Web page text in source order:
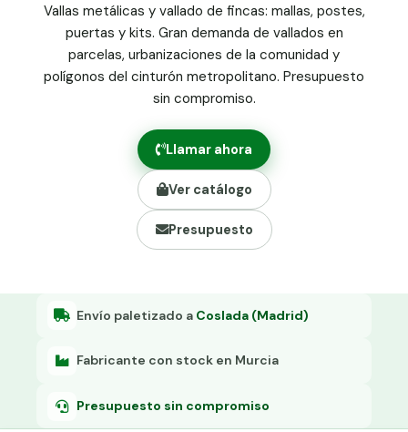
Malla triple torsión
Panel malla H.
Poste malla Hércules
Poste malla simple torsión
Alambre de espino galvanizado
Abrazadera PVC malla H.
Grapa malla H.
Grapadora
Tensor galvanizado
Vallas metálicas y vallado de fincas: mallas, postes,
puertas y kits. Gran demanda de vallados en
parcelas, urbanizaciones de la comunidad y
polígonos del cinturón metropolitano. Presupuesto
sin compromiso.
Llamar ahora
Ver catálogo
Presupuesto
Envío paletizado a Coslada (Madrid)
Fabricante con stock en Murcia
Presupuesto sin compromiso